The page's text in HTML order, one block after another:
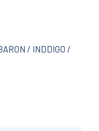
/ INDDIGO /